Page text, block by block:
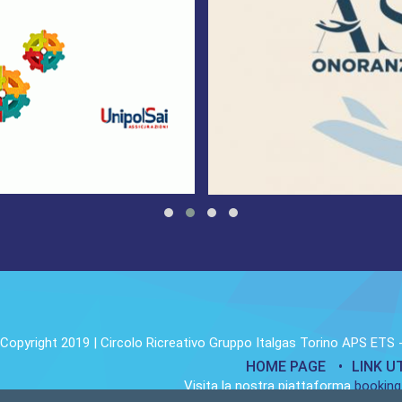
2019 | Circolo Ricreativo Gruppo Italgas Torino APS ETS -
HOME PAGE LINK
Visita la nostra piattaforma